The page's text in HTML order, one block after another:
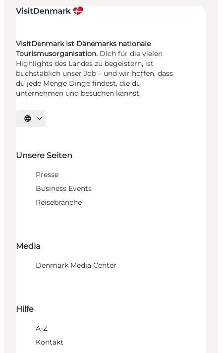
VisitDenmark ist Dänemarks nationale
Tourismusorganisation. Dich für die vielen
Highlights des Landes zu begeistern, ist
buchstäblich unser Job – und wir hoffen, dass
du jede Menge Dinge findest, die du
unternehmen und besuchen kannst.
Sprache auswählen
Unsere Seiten
Presse
Business Events
Reisebranche
Media
Denmark Media Center
Hilfe
A-Z
Kontakt